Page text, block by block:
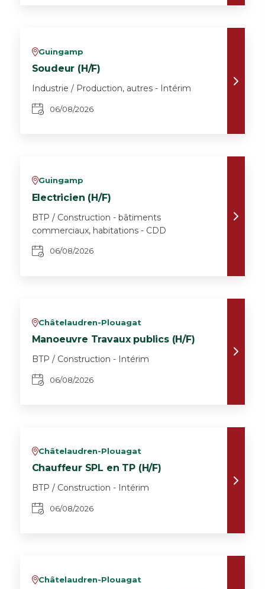
vGuingamp
Soudeur (H/F)
Industrie / Production, autres - Intérim
06/08/2026
vGuingamp
Electricien (H/F)
BTP / Construction - bâtiments
commerciaux, habitations - CDD
06/08/2026
vChâtelaudren-Plouagat
Manoeuvre Travaux publics (H/F)
BTP / Construction - Intérim
06/08/2026
vChâtelaudren-Plouagat
Chauffeur SPL en TP (H/F)
BTP / Construction - Intérim
06/08/2026
vChâtelaudren-Plouagat